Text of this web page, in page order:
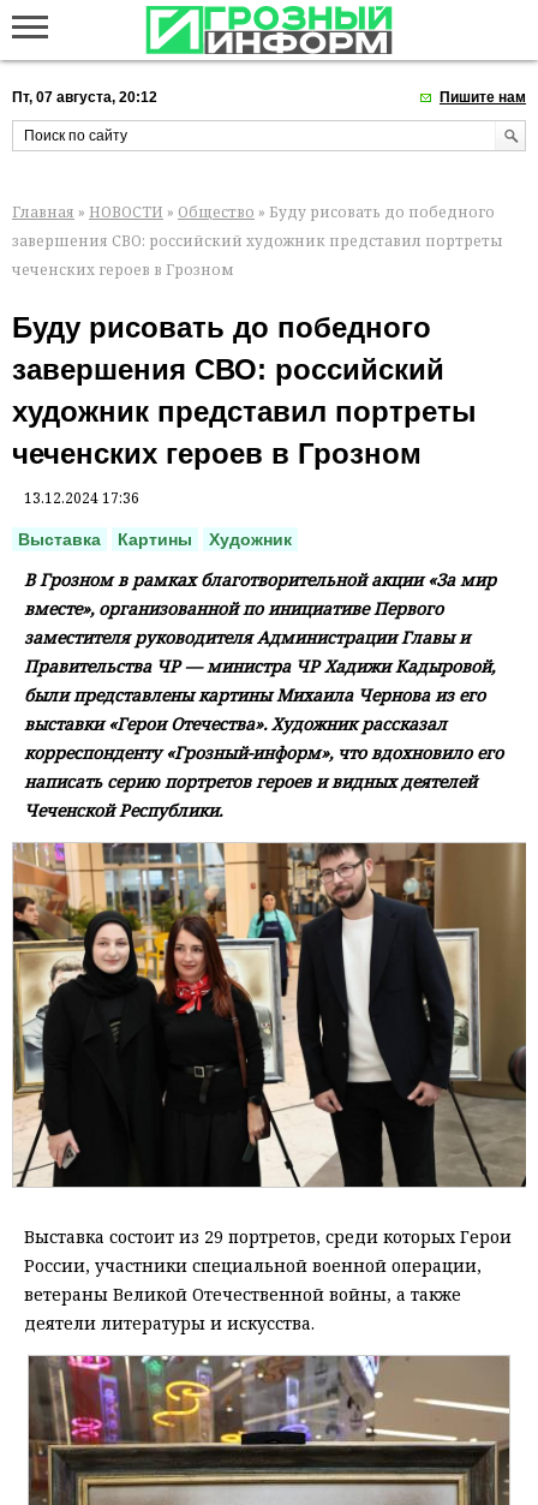
Пт, 07 августа, 20:12 Пишите нам
Главная » НОВОСТИ » Общество » Буду рисовать до победного
завершения СВО: российский художник представил портреты
чеченских героев в Грозном
Буду рисовать до победного
завершения СВО: российский
художник представил портреты
чеченских героев в Грозном
13.12.2024 17:36
Выставка Картины Художник
В Грозном в рамках благотворительной акции «За мир
вместе», организованной по инициативе Первого
заместителя руководителя Администрации Главы и
Правительства ЧР — министра ЧР Хадижи Кадыровой,
были представлены картины Михаила Чернова из его
выставки «Герои Отечества». Художник рассказал
корреспонденту «Грозный-информ», что вдохновило его
написать серию портретов героев и видных деятелей
Чеченской Республики.
Выставка состоит из 29 портретов, среди которых Герои
России, участники специальной военной операции,
ветераны Великой Отечественной войны, а также
деятели литературы и искусства.